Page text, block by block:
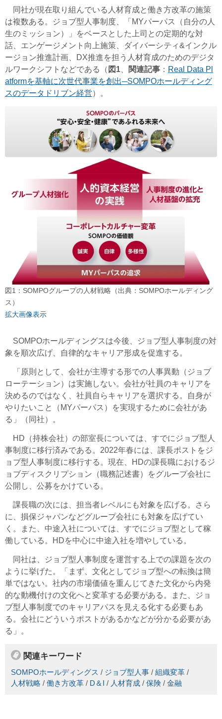
同社が現在取り組んでいる人材育成と働き方改革の施策
は複数ある。ジョブ型人事制度、「MYパーパス（自分の人
生のミッション）」をベースとした上司との定期的な対
話、エンゲージメント向上施策、ダイバーシティ&インクル
ージョン推進計画、DX推進を担う人材育成のためのデジタ
ルワークシフトなどである（ 図1 関連記事 ： Real Data Pl
atformを基軸に次世代事業を創出─SOMPOホールディング
スのデータドリブン経営）。
図1：SOMPOグループの人材戦略（出典：SOMPOホールディング
ス）
拡大画像表示
SOMPOホールディングスは今後、ジョブ型人事制度の対
象を順次広げ、自律的なキャリア形成を促進する。
「原則として、会社が主導する形での人事異動（ジョブ
ローテーション）は実施しない。会社が社員のキャリアを
決めるのではなく、社員自らキャリアを選択する。自身が
やりたいこと（MYパーパス）を実現するために会社があ
る」（同社）。
HD（持株会社）の部室長については、すでにジョブ型人
事制度に移行済みである。2022年春には、課長ポストをジ
ョブ型人事制度に移行する。現在、HDの課長職におけるジ
ョブディスクリプション（職務記述書）をグループ会社に
公開し、公募をかけている。
課長職の次には、担当者レベルにも対象を広げる。さら
に、損保ジャパンなどグループ会社にも対象を広げてい
く。また、中途入社については、すでにジョブ型として稼
働している。HDを中心に中途入社を増やしている。
同社は、ジョブ型人事制度を運営する上での課題を次の
ように挙げた。「まず、文化としてジョブ型への転換は簡
単ではない。社内の市場価値を重んじてきた文化から内発
的な動機付けの文化へと変革する必要がある。また、ジョ
ブ型人事制度でのキャリアパスを見える化する必要もあ
る。会社にどういうポストがあるかなどが分かる必要があ
る」。
関連キーワード
SOMPOホールディングス / ジョブ型人事 / 組織変革 /
人材戦略 / 働き方改革 / D＆I / 人材育成 / 保険 / 金融